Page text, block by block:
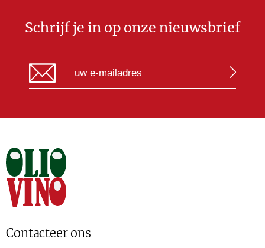
Schrijf je in op onze nieuwsbrief
Contacteer ons